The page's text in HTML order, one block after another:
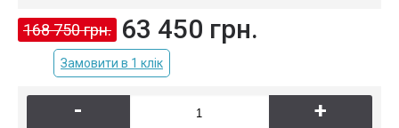
168 750 грн. 63 450 грн.
Замовити в 1 клік
- +